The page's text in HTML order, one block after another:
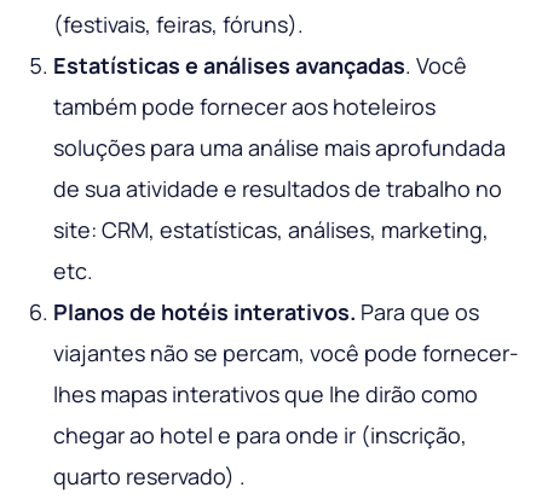
(festivais, feiras, fóruns).
Estatísticas e análises avançadas. Você
também pode fornecer aos hoteleiros
soluções para uma análise mais aprofundada
de sua atividade e resultados de trabalho no
site: CRM, estatísticas, análises, marketing,
etc.
Planos de hotéis interativos. Para que os
viajantes não se percam, você pode fornecer-
lhes mapas interativos que lhe dirão como
chegar ao hotel e para onde ir (inscrição,
quarto reservado) .